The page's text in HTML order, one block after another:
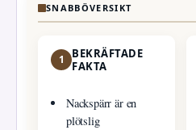
SNABBÖVERSIKT
1
BEKRÄFTADE
FAKTA
Nackspärr är en
plötslig